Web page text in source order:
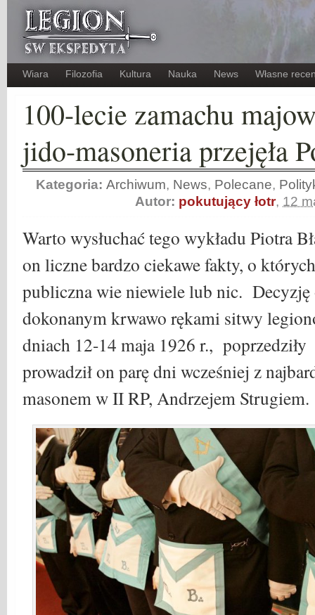
Wiara Filozofia Kultura Nauka News Własne
100-lecie zamachu
jido-masoneria przejęła
Kategoria: Archiwum, News, Polecane,
Autor: pokutujący łotr, 12
Warto wysłuchać tego wykładu Piotra
on liczne bardzo ciekawe fakty, o
publiczna wie niewiele lub nic. Decyzję
dokonanym krwawo rękami sitwy
dniach 12-14 maja 1926 r.,
prowadził on parę dni wcześniej z
masonem w II RP, Andrzejem Strugiem.